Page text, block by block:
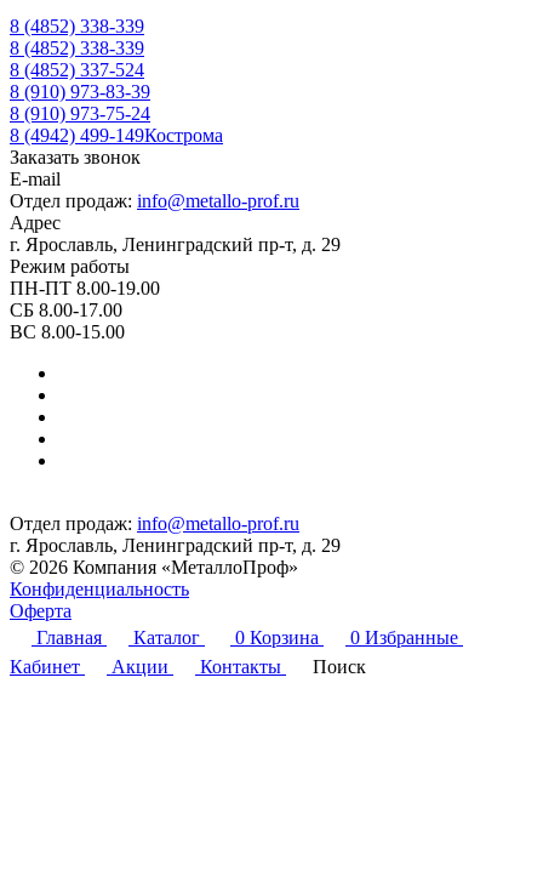
8 (4852) 338-339
8 (4852) 338-339
8 (4852) 337-524
8 (910) 973-83-39
8 (910) 973-75-24
8 (4942) 499-149Кострома
Заказать звонок
E-mail
Отдел продаж: info@metallo-prof.ru
Адрес
г. Ярославль, Ленинградский пр-т, д. 29
Режим работы
ПН-ПТ 8.00-19.00
СБ 8.00-17.00
ВС 8.00-15.00
Отдел продаж: info@metallo-prof.ru
г. Ярославль, Ленинградский пр-т, д. 29
© 2026 Компания «МеталлоПроф»
Конфиденциальность
Оферта
Главная
Каталог 0 Корзина 0 Избранные
Кабинет
Акции Контакты Поиск